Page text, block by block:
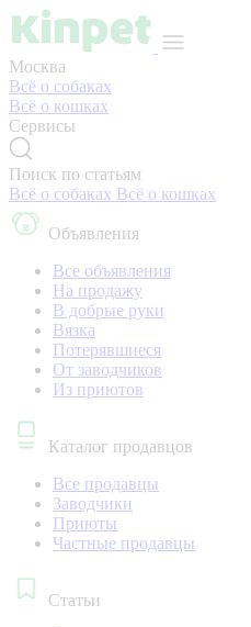
Москва
Всё о собаках
Всё о кошках
Сервисы
Поиск по статьям
Всё о собаках Всё о кошках
Объявления
Все объявления
На продажу
В добрые руки
Вязка
Потерявшиеся
От заводчиков
Из приютов
Каталог продавцов
Все продавцы
Заводчики
Приюты
Частные продавцы
Статьи